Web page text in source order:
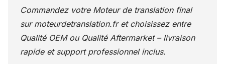
Commandez votre Moteur de translation final
sur moteurdetranslation.fret choisissez entre
Qualité OEM ou Qualité Aftermarket – livraison
rapide et support professionnel inclus.